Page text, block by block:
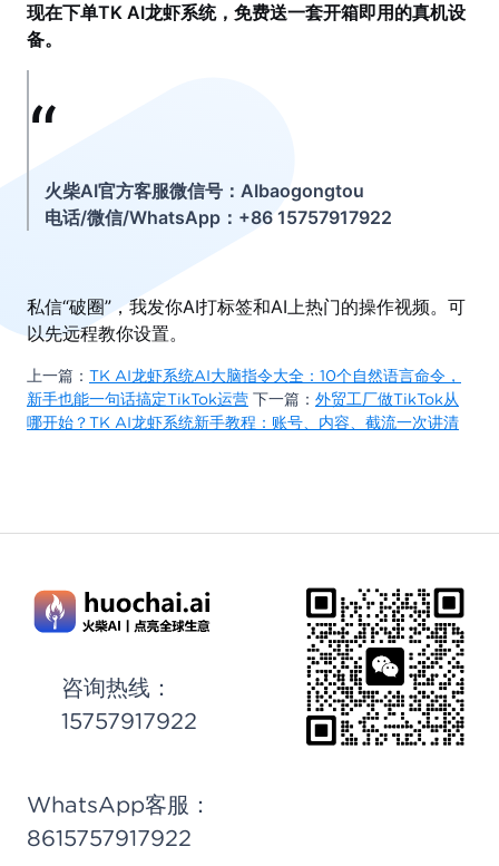
现在下单TK AI龙虾系统，免费送一套开箱即用的真机设
备。
火柴AI官方客服微信号：AIbaogongtou
电话/微信/WhatsApp：+86 15757917922
私信“破圈”，我发你AI打标签和AI上热门的操作视频。可
以先远程教你设置。
上一篇： TK AI龙虾系统AI大脑指令大全：10个自然语言命令，
新手也能一句话搞定TikTok运营 下一篇： 外贸工厂做TikTok从
哪开始？TK AI龙虾系统新手教程：账号、内容、截流一次讲清
咨询热线：
15757917922
WhatsApp客服：
8615757917922
微信客服
扫码添加客服